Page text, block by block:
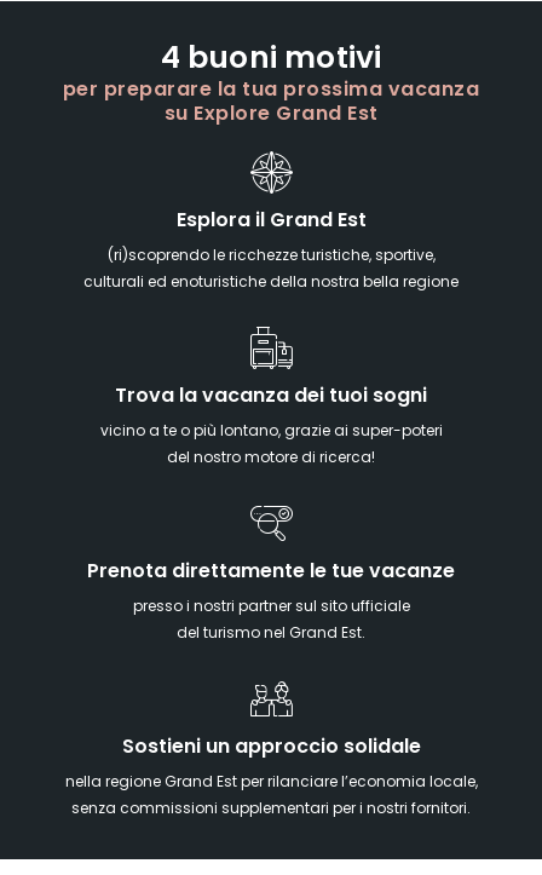
4 buoni motivi
per preparare la tua prossima vacanza
su Explore Grand Est
Esplora il Grand Est
(ri)scoprendo le ricchezze turistiche, sportive,
culturali ed enoturistiche della nostra bella regione
Trova la vacanza dei tuoi sogni
vicino a te o più lontano, grazie ai super-poteri
del nostro motore di ricerca!
Prenota direttamente le tue vacanze
presso i nostri partner sul sito ufficiale
del turismo nel Grand Est.
Sostieni un approccio solidale
nella regione Grand Est per rilanciare l’economia locale,
senza commissioni supplementari per i nostri fornitori.